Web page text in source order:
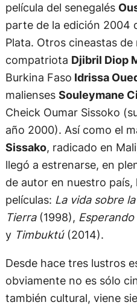
película del senegalés
parte de la edición 2004
Plata. Otros cineastas de
compatriota Djibril Diop
Burkina Faso Idrissa
malienses Souleymane
Cheick Oumar Sissoko
año 2000). Así como el
Sissako, radicado en
llegó a estrenarse, en
de autor en nuestro
películas: La vida sobre la
Tierra(1998),
y Timbuktú(2014).
Desde hace tres lustros
obviamente no es sólo
también cultural, viene